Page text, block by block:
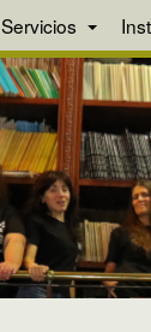
Servicios